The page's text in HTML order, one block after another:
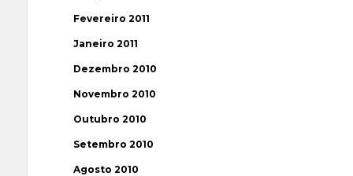
Fevereiro 2011
Janeiro 2011
Dezembro 2010
Novembro 2010
Outubro 2010
Setembro 2010
Agosto 2010